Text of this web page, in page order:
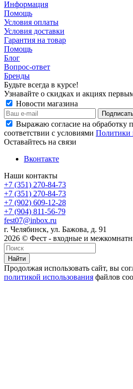
Информация
Помощь
Условия оплаты
Условия доставки
Гарантия на товар
Помощь
Блог
Вопрос-ответ
Бренды
Будьте всегда в курсе!
Узнавайте о скидках и акциях
Новости магазина
Выражаю согласие на обработку
соответствии с условиями Политики
Оставайтесь на связи
Вконтакте
Наши контакты
+7 (351) 270-84-73
+7 (351) 270-84-73
+7 (902) 609-12-28
+7 (904) 811-56-79
fest07@inbox.ru
г. Челябинск, ул. Бажова, д. 91
2026 © Фест - входные и
Найти
Продолжая использовать сайт, вы
политикой использования файлов